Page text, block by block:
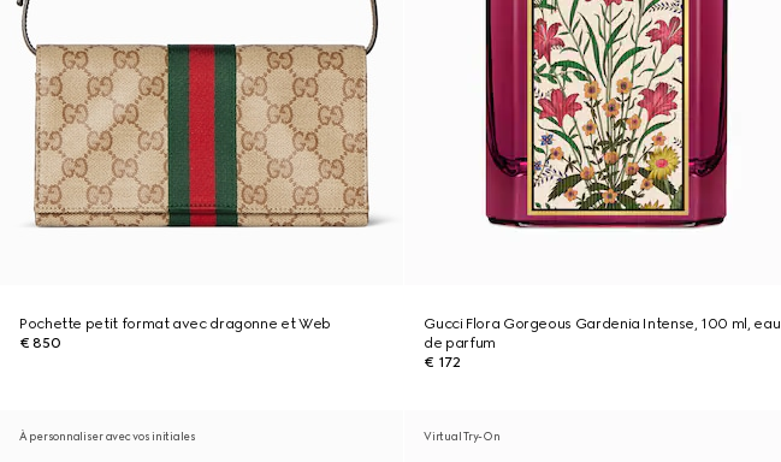
Pochette petit format avec dragonne et Web
€ 850
Gucci Flora Gorgeous Gardenia Intense, 100 ml, eau
de parfum
€ 172
À personnaliser avec vos initiales Virtual Try-On